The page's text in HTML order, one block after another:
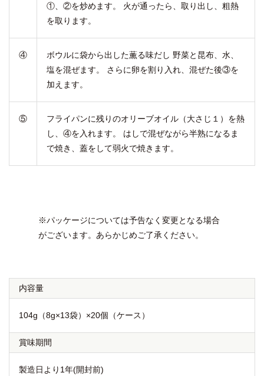
①、②を炒めます。 火が通ったら、取り出し、粗熱
を取ります。
④
ボウルに袋から出した薫る味だし 野菜と昆布、水、
塩を混ぜます。 さらに卵を割り入れ、混ぜた後③を
加えます。
⑤
フライパンに残りのオリーブオイル（大さじ１）を熱
し、④を入れます。 はしで混ぜながら半熟になるま
で焼き、蓋をして弱火で焼きます。
※パッケージについては予告なく変更となる場合
がございます。あらかじめご了承ください。
内容量
104g（8g×13袋）×20個（ケース）
賞味期間
製造日より1年(開封前)